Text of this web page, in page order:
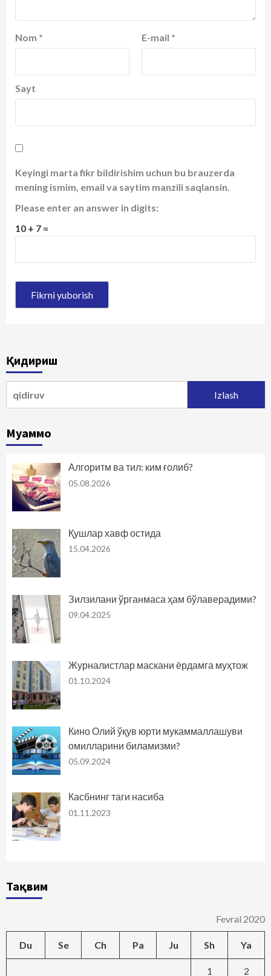
Nom * E-mail *
Sayt
Keyingi marta fikr bildirishim uchun bu brauzerda
mening ismim, email va saytim manzili saqlansin.
Please enter an answer in digits:
10 + 7 =
Қидириш
Муаммо
Алгоритм ва тил: ким ғолиб?
05.08.2026
Қушлар хавф остида
15.04.2026
Зилзилани ўрганмаса ҳам бўлаверадими?
09.04.2025
Журналистлар маскани ёрдамга муҳтож
01.10.2024
Кино Олий ўқув юрти мукаммаллашуви
омилларини биламизми?
05.09.2024
Касбнинг таги насиба
01.11.2023
Тақвим
Fevral 2020
Du Se Ch Pa Ju Sh Ya
1 2